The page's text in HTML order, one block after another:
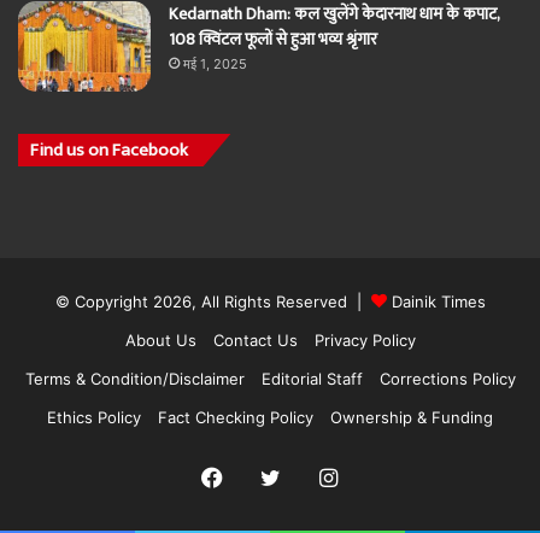
Kedarnath Dham: कल खुलेंगे केदारनाथ धाम के कपाट,
108 क्विंटल फूलों से हुआ भव्य श्रृंगार
मई 1, 2025
Find us on Facebook
© Copyright 2026, All Rights Reserved |
Dainik Times
About Us
Contact Us
Privacy Policy
Terms & Condition/Disclaimer
Editorial Staff
Corrections Policy
Ethics Policy
Fact Checking Policy Ownership & Funding
Facebook
TwitterInstagram